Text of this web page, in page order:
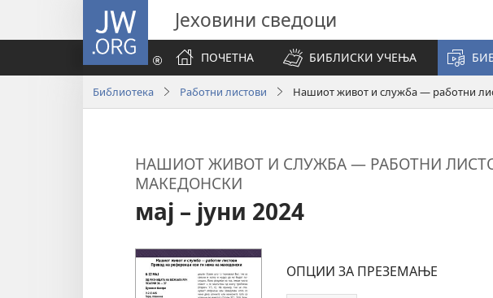
JW.ORG Јеховини сведоци
ПОЧЕТНА
БИБЛИСКИ УЧЕЊА
Библиотека Работни листови Нашиот живот и служба — работни
НАШИОТ ЖИВОТ И СЛУЖБА — РАБОТНИ
МАКЕДОНСКИ
мај – јуни 2024
ОПЦИИ ЗА ПРЕЗЕМАЊЕ